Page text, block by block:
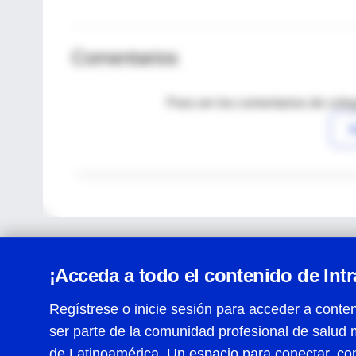
Comentarios
Para ver los comentarios de
¡Acceda a todo el contenido de
Regístrese o inicie sesión para acceder a
ser parte de la comunidad profesional de salud
Centro de Ayuda